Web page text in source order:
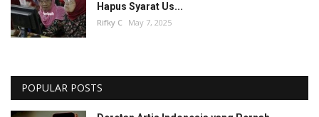
Hapus Syarat Us...
Rifky C May 7, 2025
POPULAR POSTS